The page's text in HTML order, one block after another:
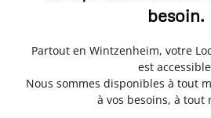
besoin.
Partout en Wintzenheim, votre
est
Nous sommes disponibles à tout
à vos besoins, à tout